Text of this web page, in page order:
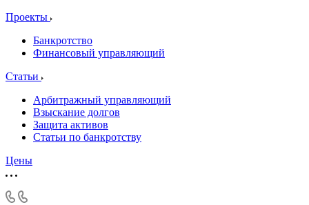
Проекты
Банкротство
Финансовый управляющий
Статьи
Арбитражный управляющий
Взыскание долгов
Защита активов
Статьи по банкротству
Цены